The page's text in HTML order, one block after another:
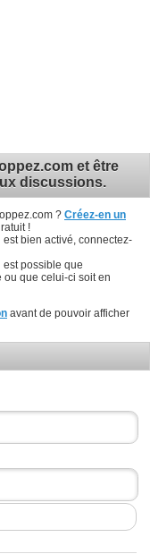
et être
discussions.
? Créez-en un
!
bien activé, connectez-
est possible que
ou que celui-ci soit en
avant de pouvoir afficher